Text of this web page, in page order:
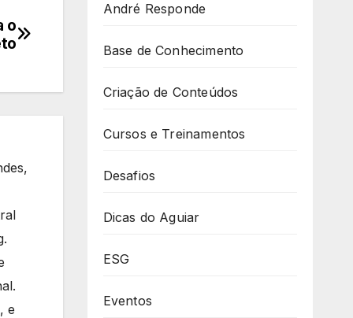
o
e
André Responde
Base de Conhecimento
Criação de Conteúdos
Cursos e Treinamentos
Desafios
Dicas do Aguiar
ESG
Eventos